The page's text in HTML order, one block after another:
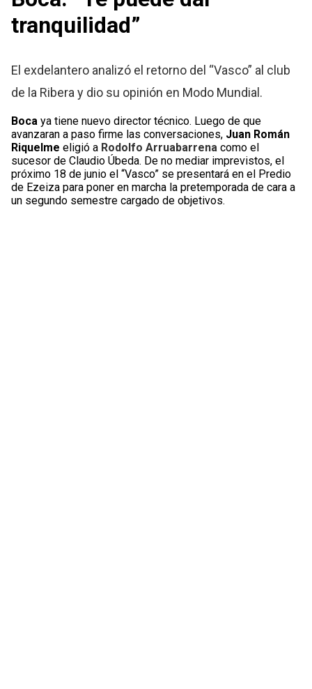
tranquilidad”
El exdelantero analizó el retorno del “Vasco” al club
de la Ribera y dio su opinión en Modo Mundial.
Bocaya tiene nuevo director técnico. Luego de que
avanzaran a paso firme las conversaciones, Juan Román
Riquelme eligió a Rodolfo Arruabarrena como el
sucesor de Claudio Úbeda. De no mediar imprevistos, el
próximo 18 de junio el “Vasco” se presentará en el Predio
de Ezeiza para poner en marcha la pretemporada de cara a
un segundo semestre cargado de objetivos.